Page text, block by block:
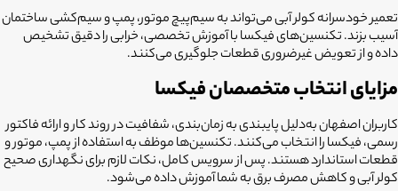
تعمیر خودسرانه کولر آبی می‌تواند به سیم‌پیچ موتور، پمپ و سیم‌کشی ساختمان
آسیب بزند. تکنسین‌های فیکسا با آموزش تخصصی، خرابی را دقیق تشخیص
داده و از تعویض غیرضروری قطعات جلوگیری می‌کنند.
مزایای انتخاب متخصصان فیکسا
کاربران اصفهان به‌دلیل پایبندی به زمان‌بندی، شفافیت در روند کار و ارائه فاکتور
رسمی، فیکسا را انتخاب می‌کنند. تکنسین‌ها موظف به استفاده از پمپ، موتور و
قطعات استاندارد هستند. پس از سرویس کامل، نکات لازم برای نگهداری صحیح
کولر آبی و کاهش مصرف برق به شما آموزش داده می‌شود.